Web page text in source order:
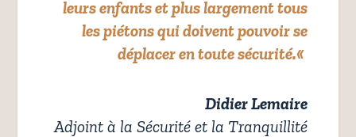
leurs enfants et plus largement tous
les piétons qui doivent pouvoir se
déplacer en toute sécurité.«
Didier Lemaire
Adjoint à la Sécurité et la Tranquillité